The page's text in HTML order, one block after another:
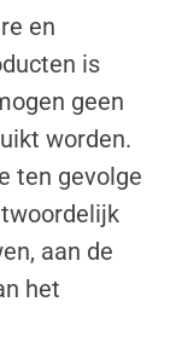
en
is
geen
worden.
ten gevolge
aan de
het